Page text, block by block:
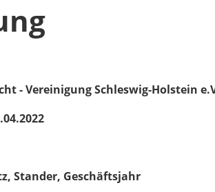
- Vereinigung Schleswig-Holstein
Stander, Geschäftsjahr